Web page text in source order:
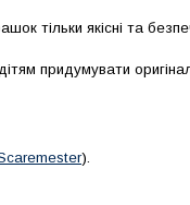
тільки якісні та
придумувати
).